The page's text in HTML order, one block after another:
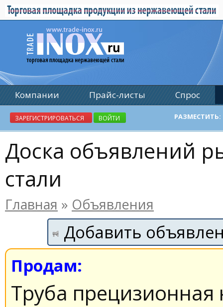
Доска объявлений
стали
Главная » Объявления
Добавить
Продам:
Труба
Компании Прайс-листы
Спрос
Реклама
ЗАРЕГИСТРИРОВАТЬСЯ ВОЙТИ РАЗМЕСТИТЬ: